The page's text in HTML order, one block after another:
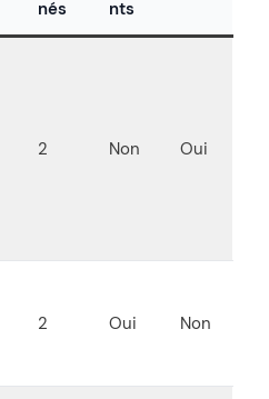
nés
nts
2 Non Oui
2 Oui Non